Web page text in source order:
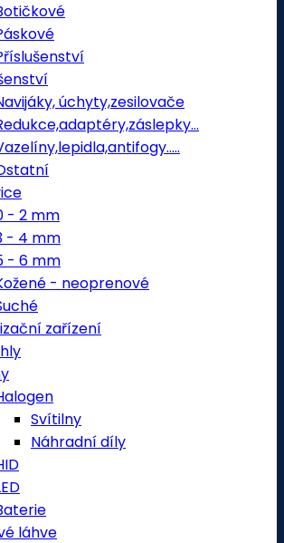
úchyty,zesilovače
- 2 mm
- 4 mm
- 6 mm
- neoprenové
zařízení
Svítilny
Náhradní díly
láhve